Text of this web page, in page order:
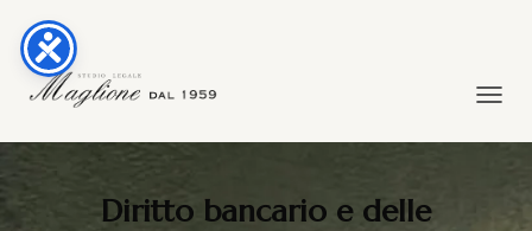
Diritto bancario e delle